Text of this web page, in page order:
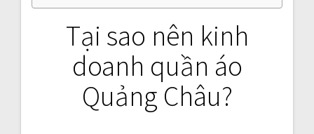
Tại sao nên kinh
doanh quần áo
Quảng Châu?